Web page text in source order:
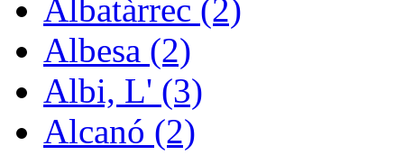
Albatàrrec (2)
Albesa (2)
Albi, L' (3)
Alcanó (2)